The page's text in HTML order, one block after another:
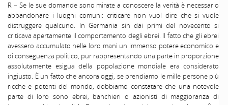
R – Se le sue domande sono mirate a conoscere la verità è necessario
abbandonare i luoghi comuni: criticare non vuol dire che si vuole
distruggere qualcuno. In Germania sin dai primi del novecento si
criticava apertamente il comportamento degli ebrei. Il fatto che gli ebrei
avessero accumulato nelle loro mani un immenso potere economico e
di conseguenza politico, pur rappresentando una parte in proporzione
assolutamente esigua della popolazione mondiale era considerato
ingiusto. È un fatto che ancora oggi, se prendiamo le mille persone più
ricche e potenti del mondo, dobbiamo constatare che una notevole
parte di loro sono ebrei, banchieri o azionisti di maggioranza di